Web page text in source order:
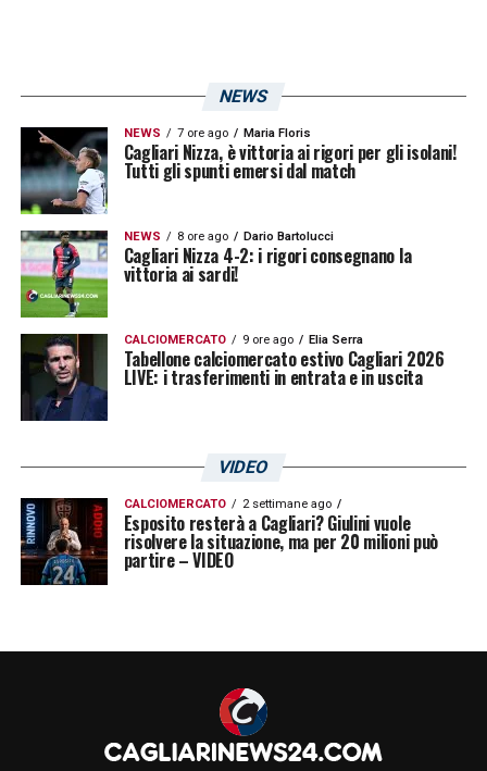
NEWS
NEWS 7 ore ago Maria Floris
Cagliari Nizza, è vittoria ai rigori per gli isolani!
Tutti gli spunti emersi dal match
NEWS 8 ore ago Dario Bartolucci
Cagliari Nizza 4-2: i rigori consegnano la
vittoria ai sardi!
CALCIOMERCATO 9 ore ago Elia Serra
Tabellone calciomercato estivo Cagliari 2026
LIVE: i trasferimenti in entrata e in uscita
VIDEO
CALCIOMERCATO 2 settimane ago
Esposito resterà a Cagliari? Giulini vuole
risolvere la situazione, ma per 20 milioni può
partire – VIDEO